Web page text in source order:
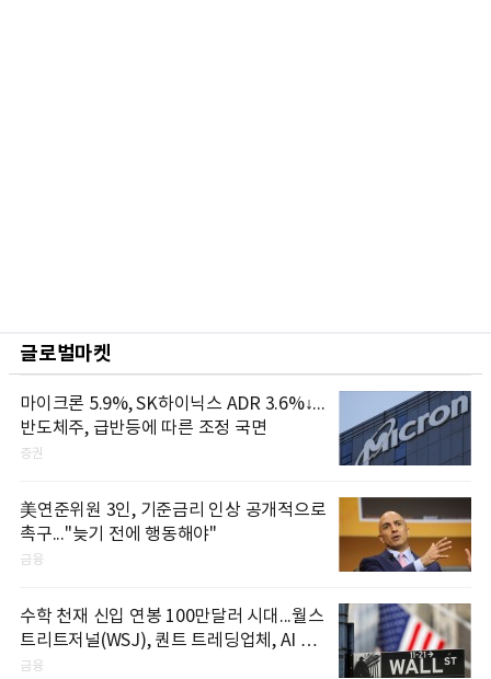
글로벌마켓
마이크론 5.9%, SK하이닉스 ADR 3.6%↓...
반도체주, 급반등에 따른 조정 국면
증권
美연준위원 3인, 기준금리 인상 공개적으로
촉구..."늦기 전에 행동해야"
금융
수학 천재 신입 연봉 100만달러 시대...월스
트리트저널(WSJ), 퀀트 트레딩업체, AI 기
업들 인재 확보 경쟁
금융